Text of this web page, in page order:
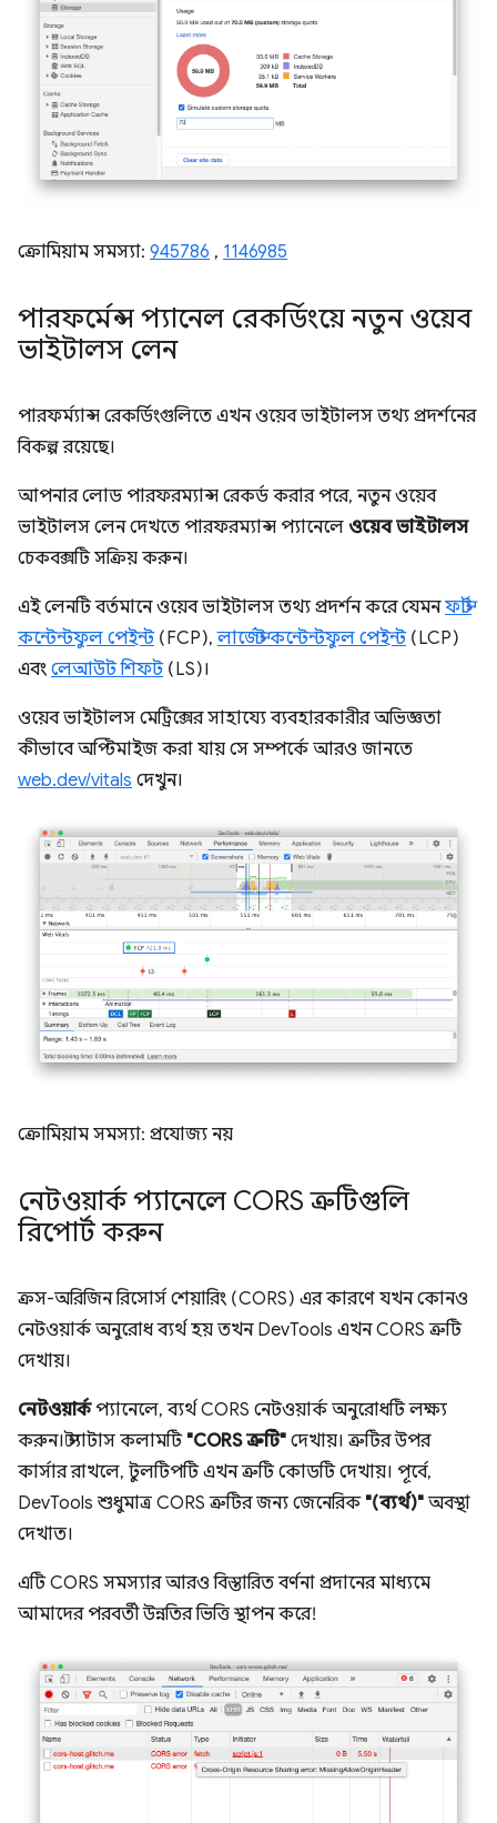
ক্রোমিয়াম সমস্যা: 945786 , 1146985
পারফর্মেন্স প্যানেল রেকর্ডিংয়ে নতুন ওয়েব
ভাইটালস লেন
পারফর্ম্যান্স রেকর্ডিংগুলিতে এখন ওয়েব ভাইটালস তথ্য প্রদর্শনের
বিকল্প রয়েছে।
আপনার লোড পারফরম্যান্স রেকর্ড করার পরে, নতুন ওয়েব
ভাইটালস লেন দেখতে পারফরম্যান্স প্যানেলে ওয়েব ভাইটালস
চেকবক্সটি সক্রিয় করুন।
এই লেনটি বর্তমানে ওয়েব ভাইটালস তথ্য প্রদর্শন করে যেমনফার্স্ট
কন্টেন্টফুল পেইন্ট(FCP),লার্জেস্ট কন্টেন্টফুল পেইন্ট(LCP)
এবং লেআউট শিফট(LS)।
ওয়েব ভাইটালস মেট্রিক্সের সাহায্যে ব্যবহারকারীর অভিজ্ঞতা
কীভাবে অপ্টিমাইজ করা যায় সে সম্পর্কে আরও জানতে
web.dev/vitals দেখুন।
ক্রোমিয়াম সমস্যা: প্রযোজ্য নয়
নেটওয়ার্ক প্যানেলে CORS ত্রুটিগুলি
রিপোর্ট করুন
ক্রস-অরিজিন রিসোর্স শেয়ারিং (CORS) এর কারণে যখন কোনও
নেটওয়ার্ক অনুরোধ ব্যর্থ হয় তখন DevTools এখন CORS ত্রুটি
দেখায়।
নেটওয়ার্কপ্যানেলে, ব্যর্থ CORS নেটওয়ার্ক অনুরোধটি লক্ষ্য
করুন। স্ট্যাটাস কলামটি "CORS ত্রুটি" দেখায়। ত্রুটির উপর
কার্সার রাখলে, টুলটিপটি এখন ত্রুটি কোডটি দেখায়। পূর্বে,
DevTools শুধুমাত্র CORS ত্রুটির জন্য জেনেরিক "(ব্যর্থ)" অবস্থা
দেখাত।
এটি CORS সমস্যার আরও বিস্তারিত বর্ণনা প্রদানের মাধ্যমে
আমাদের পরবর্তী উন্নতির ভিত্তি স্থাপন করে!